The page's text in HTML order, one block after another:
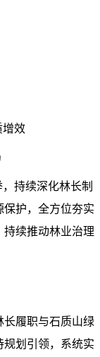
增效
持续深化林长制
保护，全方位夯实
持续推动林业治理
长履职与石质山绿
划引领，系统实